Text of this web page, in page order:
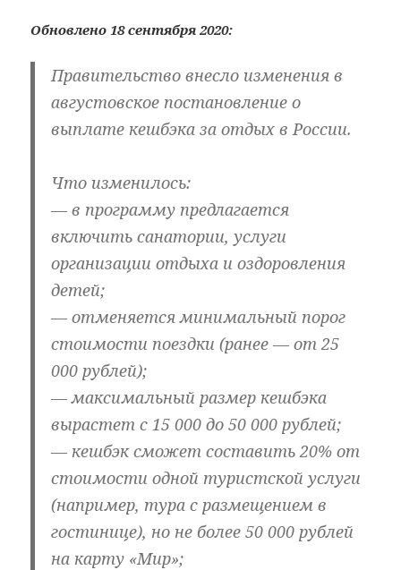
Обновлено 18 сентября 2020:
Правительство внесло изменения в
августовское постановление о
выплате кешбэка за отдых в России.
Что изменилось:
— в программу предлагается
включить санатории, услуги
организации отдыха и оздоровления
детей;
— отменяется минимальный порог
стоимости поездки (ранее — от 25
000 рублей);
— максимальный размер кешбэка
вырастет с 15 000 до 50 000 рублей;
— кешбэк сможет составить 20% от
стоимости одной туристской услуги
(например, тура с размещением в
гостинице), но не более 50 000 рублей
на карту «Мир»;